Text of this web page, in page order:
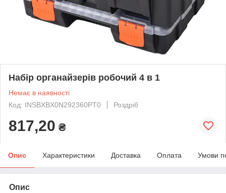
Набір органайзерів робочий 4 в 1
Немає в наявності
Код: INSBXBX0N292360PT0
Роздріб
817,20 ₴
Опис Характеристики Доставка Оплата Умови
Опис